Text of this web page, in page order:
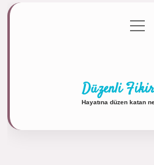
Gizlilik menüyü
aç
Düzenli
Hayatına düzen katan